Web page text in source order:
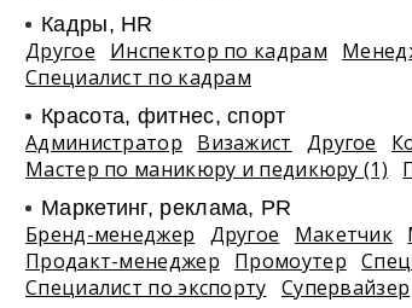
Кадры, HR
Другое Инспектор по кадрам
Специалист по кадрам
Красота, фитнес, спорт
Администратор Визажист Другое
Мастер по маникюру и педикюру (1)
Маркетинг, реклама, PR
Бренд-менеджер Другое Макетчик
Продакт-менеджер
Промоутер
Специалист по экспорту Супервайзер